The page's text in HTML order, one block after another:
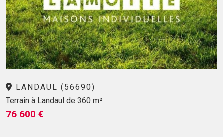
LANDAUL (56690)
Terrain à Landaul de 360 m²
76 600 €